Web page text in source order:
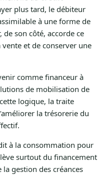
plus tard, le débiteur
à une forme de
son côté, accorde ce
vente et de conserver une
comme financeur à
de mobilisation de
logique, la traite
la trésorerie du
à la consommation pour
surtout du financement
gestion des créances